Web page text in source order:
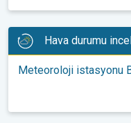
Hava durumu
Meteoroloji istasyonu